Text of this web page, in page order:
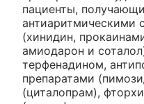
пациенты,
антиаритмическими
(хинидин,
амиодарон и
терфенадином,
препаратами
(циталопрам),